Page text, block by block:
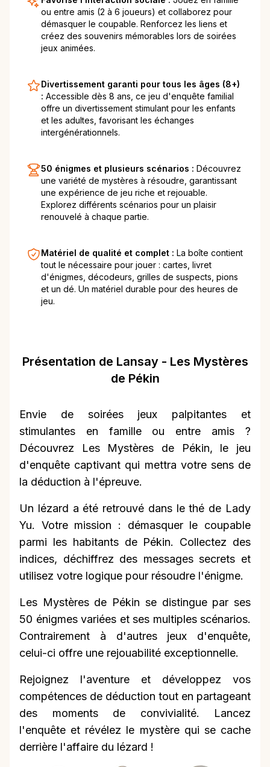
ou entre amis (2 à 6 joueurs) et collaborez pour
démasquer le coupable. Renforcez les liens et
créez des souvenirs mémorables lors de soirées
jeux animées.
Divertissement garanti pour tous les âges (8+)
: Accessible dès 8 ans, ce jeu d'enquête familial
offre un divertissement stimulant pour les enfants
et les adultes, favorisant les échanges
intergénérationnels.
50 énigmes et plusieurs scénarios : Découvrez
une variété de mystères à résoudre, garantissant
une expérience de jeu riche et rejouable.
Explorez différents scénarios pour un plaisir
renouvelé à chaque partie.
Matériel de qualité et complet : La boîte contient
tout le nécessaire pour jouer : cartes, livret
d'énigmes, décodeurs, grilles de suspects, pions
et un dé. Un matériel durable pour des heures de
jeu.
Présentation de Lansay - Les Mystères
de Pékin
Envie de soirées jeux palpitantes et
stimulantes en famille ou entre amis ?
Découvrez Les Mystères de Pékin, le jeu
d'enquête captivant qui mettra votre sens de
la déduction à l'épreuve.
Un lézard a été retrouvé dans le thé de Lady
Yu. Votre mission : démasquer le coupable
parmi les habitants de Pékin. Collectez des
indices, déchiffrez des messages secrets et
utilisez votre logique pour résoudre l'énigme.
Les Mystères de Pékin se distingue par ses
50 énigmes variées et ses multiples scénarios.
Contrairement à d'autres jeux d'enquête,
celui-ci offre une rejouabilité exceptionnelle.
Rejoignez l'aventure et développez vos
compétences de déduction tout en partageant
des moments de convivialité. Lancez
l'enquête et révélez le mystère qui se cache
derrière l'affaire du lézard !